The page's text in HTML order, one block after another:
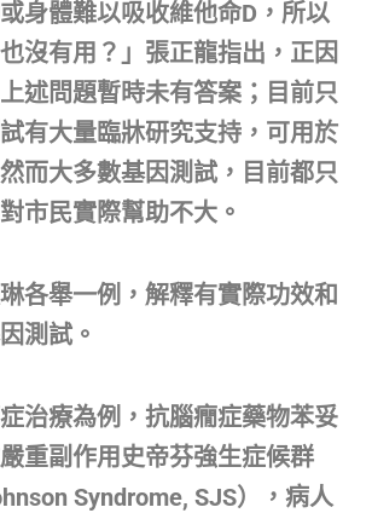
身體難以吸收維他命D，所以
沒有用？」張正龍指出，正因
述問題暫時未有答案；目前只
有大量臨牀研究支持，可用於
而大多數基因測試，目前都只
市民實際幫助不大。
各舉一例，解釋有實際功效和
測試。
治療為例，抗腦癇症藥物苯妥
重副作用史帝芬強生症候群
Syndrome, SJS），病人